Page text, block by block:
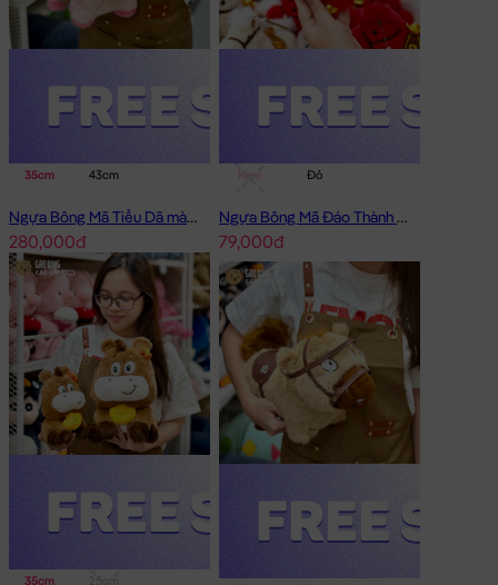
35cm 43cm
Ngựa Bông Mã Tiểu Dã màu Hồng
280,000đ
Đỏ
Ngựa Bông Mã Đáo Thành Công
79,000đ
35cm